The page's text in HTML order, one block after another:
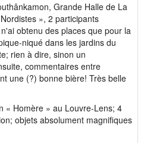
Grande Halle de La
», 2 participants
obtenu des places que pour la
niqué dans les jardins du
rien à dire, sinon un
commentaires entre
une (?) bonne bière! Très belle
« Homère » au Louvre-Lens; 4
objets absolument magnifiques